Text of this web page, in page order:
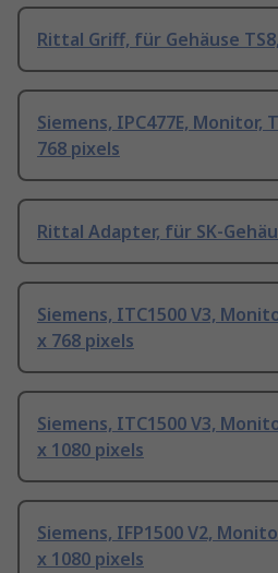
Rittal Griff, für Gehäuse TS8,
Siemens, IPC477E, Monitor,
768 pixels
Rittal Adapter, für SK-
Siemens, ITC1500 V3,
x 768 pixels
Siemens, ITC1500 V3,
x 1080 pixels
Siemens, IFP1500 V2,
x 1080 pixels